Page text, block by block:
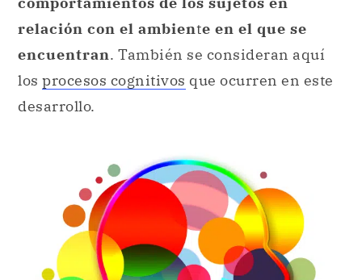
relación con el ambiente en el que se
encuentran. También se consideran aquí
los procesos cognitivos que ocurren en este
desarrollo.